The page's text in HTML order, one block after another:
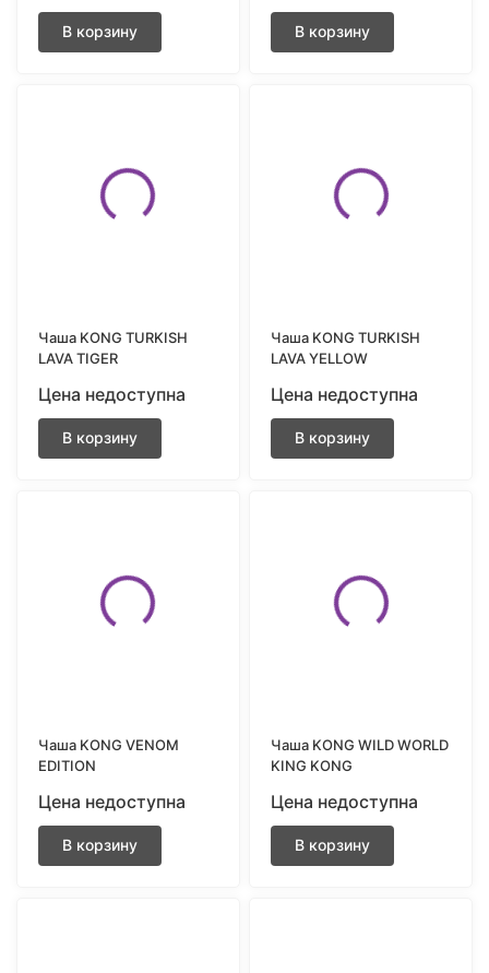
В корзину В корзину
Чаша KONG TURKISH
LAVA TIGER
Цена недоступна
В корзину
Чаша KONG TURKISH
LAVA YELLOW
Цена недоступна
В корзину
Чаша KONG VENOM
EDITION
Цена недоступна
В корзину
Чаша KONG WILD WORLD
KING KONG
Цена недоступна
В корзину